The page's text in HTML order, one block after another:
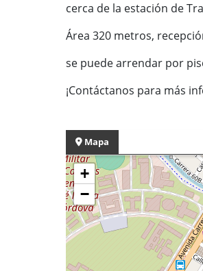
cerca de la estación de
Área 320 metros,
se puede arrendar por
¡Contáctanos para más
Mapa
+
−